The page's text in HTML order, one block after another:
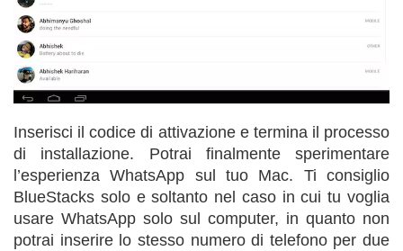
Inserisci il codice di attivazione e termina il processo
di installazione. Potrai finalmente sperimentare
l’esperienza WhatsApp sul tuo Mac. Ti consiglio
BlueStacks solo e soltanto nel caso in cui tu voglia
usare WhatsApp solo sul computer, in quanto non
potrai inserire lo stesso numero di telefono per due